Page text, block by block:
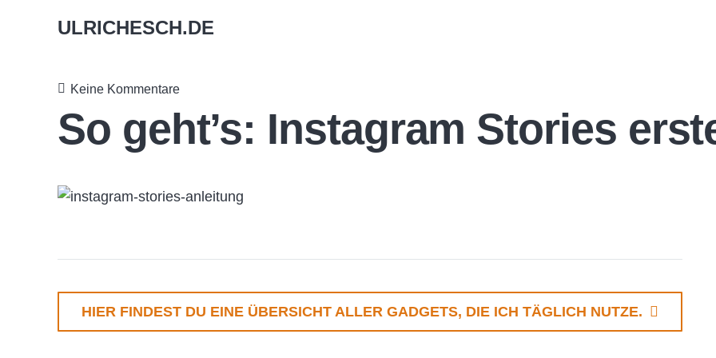
ULRICHESCH.DE
Keine Kommentare
So geht’s: Instagram Stories
HIER FINDEST DU EINE ÜBERSICHT ALLER GADGETS, DIE ICH TÄGLICH NUTZE.